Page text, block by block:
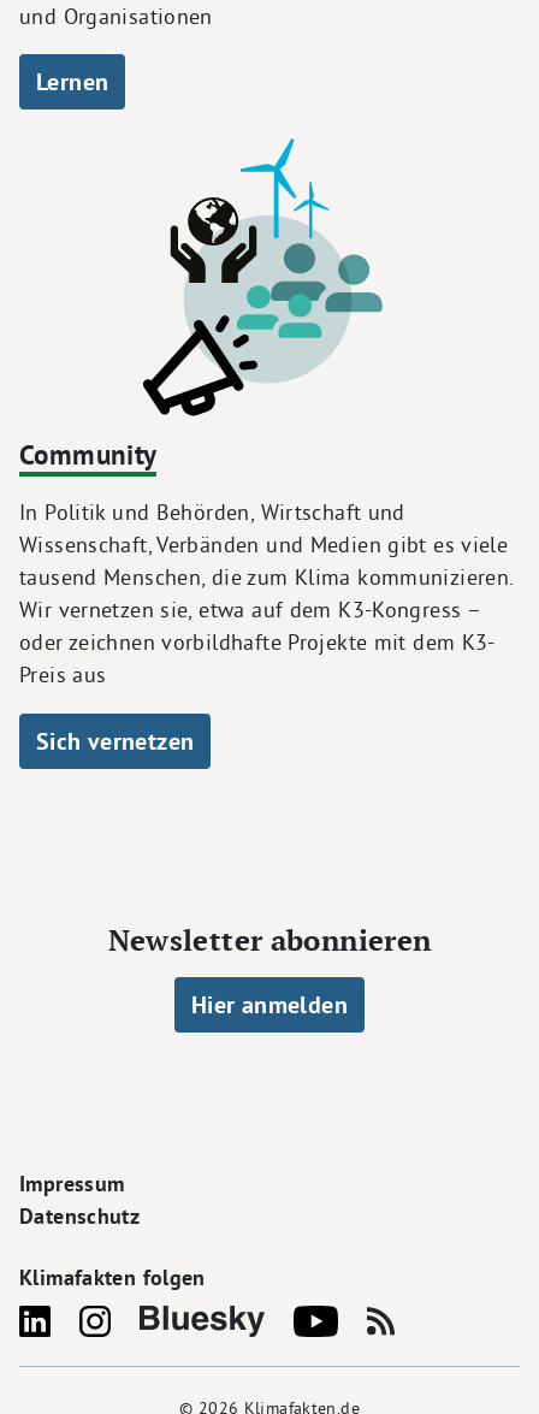
und Organisationen
Lernen
Community
In Politik und Behörden, Wirtschaft und
Wissenschaft, Verbänden und Medien gibt es viele
tausend Menschen, die zum Klima kommunizieren.
Wir vernetzen sie, etwa auf dem K3-Kongress –
oder zeichnen vorbildhafte Projekte mit dem K3-
Preis aus
Sich vernetzen
Newsletter abonnieren
Hier anmelden
Footer Navigation
Impressum
Datenschutz
Klimafakten folgen
© 2026 Klimafakten.de